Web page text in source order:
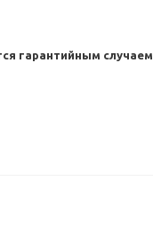
гарантийным случаем